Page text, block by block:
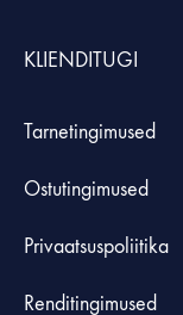
KLIENDITUGI
Tarnetingimused
Ostutingimused
Privaatsuspoliitika
Renditingimused